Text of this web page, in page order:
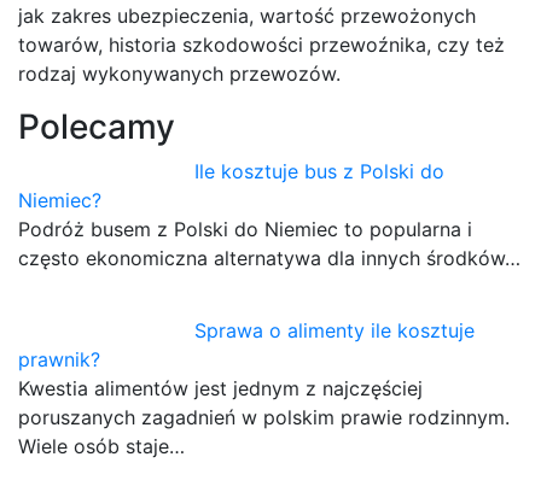
jak zakres ubezpieczenia, wartość przewożonych
towarów, historia szkodowości przewoźnika, czy też
rodzaj wykonywanych przewozów.
Polecamy
Ile kosztuje bus z Polski do
Niemiec?
Podróż busem z Polski do Niemiec to popularna i
często ekonomiczna alternatywa dla innych środków…
Sprawa o alimenty ile kosztuje
prawnik?
Kwestia alimentów jest jednym z najczęściej
poruszanych zagadnień w polskim prawie rodzinnym.
Wiele osób staje…